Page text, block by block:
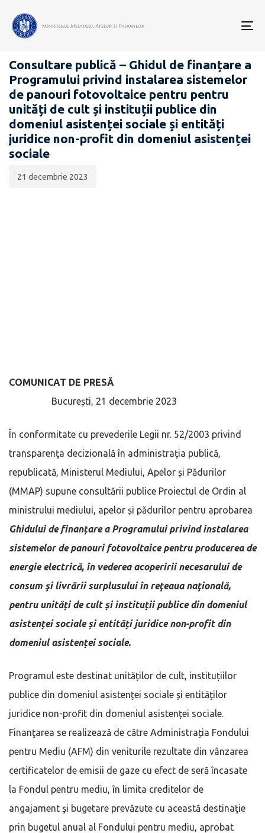
COMUNICATE DE PRESĂ
Consultare publică – Ghidul de finanțare a
Programului privind instalarea sistemelor
de panouri fotovoltaice pentru pentru
unități de cult și instituții publice din
domeniul asistenței sociale și entități
juridice non-profit din domeniul asistenței
sociale
publicării:
21 decembrie 2023
COMUNICAT DE PRESĂ
București, 21 decembrie 2023
În conformitate cu prevederile Legii nr. 52/2003 privind
transparenţa decizională în administraţia publică,
republicată, Ministerul Mediului, Apelor și Pădurilor
(MMAP) supune consultării publice Proiectul de Ordin al
ministrului mediului, apelor și pădurilor pentru aprobarea
Ghidului de finanțare a Programului privind instalarea
sistemelor de panouri fotovoltaice pentru producerea de
energie electrică, în vederea acoperirii necesarului de
consum şi livrării surplusului în reţeaua naţională,
pentru unități de cult și instituții publice din domeniul
asistenței sociale și entități juridice non-profit din
domeniul asistenței sociale.
Programul este destinat unităților de cult, instituțiilor
publice din domeniul asistenței sociale și entităților
juridice non-profit din domeniul asistenței sociale.
Finanţarea se realizează de către Administrația Fondului
pentru Mediu (AFM) din veniturile rezultate din vânzarea
certificatelor de emisii de gaze cu efect de seră încasate
la Fondul pentru mediu, în limita creditelor de
angajament şi bugetare prevăzute cu această destinaţie
prin bugetul anual al Fondului pentru mediu, aprobat